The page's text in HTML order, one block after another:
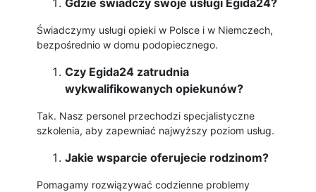
Gdzie świadczy swoje usługi Egida24?
Świadczymy usługi opieki w Polsce i w Niemczech,
bezpośrednio w domu podopiecznego.
Czy Egida24 zatrudnia
wykwalifikowanych opiekunów?
Tak. Nasz personel przechodzi specjalistyczne
szkolenia, aby zapewniać najwyższy poziom usług.
Jakie wsparcie oferujecie rodzinom?
Pomagamy rozwiązywać codzienne problemy